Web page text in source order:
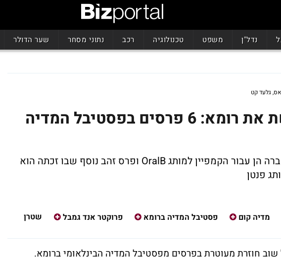
נדל"ן משפט טכנולוגיה רכב נתוני מסחר שער הדולר
גלעד קט
P&G ישראל כובשת את רומא: 6 פרסים בפסטיבל המדיה
ופרס זהב נוסף שבו זכתה הוא
פנטן
מדיה קום פסטיבל המדיה ברומא פרוקטר אנד גמבל
שטרן
חוזרת מעוטרת בפרסים מפסטיבל המדיה הבינלאומי ברומא.